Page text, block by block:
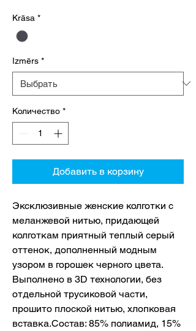
Krāsa *
Izmērs *
Количество *
Добавить в корзину
Эксклюзивные женские колготки с
меланжевой нитью, придающей
колготкам приятный теплый серый
оттенок, дополненный модным
узором в горошек черного цвета.
Выполнено в 3D технологии, без
отдельной трусиковой части,
прошито плоской нитью, хлопковая
вставка.Состав: 85% полиамид, 15%